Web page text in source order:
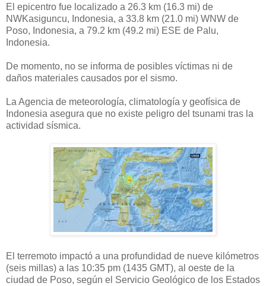
El epicentro fue localizado a 26.3 km (16.3 mi) de
NWKasiguncu, Indonesia, a 33.8 km (21.0 mi) WNW de
Poso, Indonesia, a 79.2 km (49.2 mi) ESE de Palu,
Indonesia.
De momento, no se informa de posibles víctimas ni de
daños materiales causados por el sismo.
La Agencia de meteorología, climatología y geofísica de
Indonesia asegura que no existe peligro del tsunami tras la
actividad sísmica.
El terremoto impactó a una profundidad de nueve kilómetros
(seis millas) a las 10:35 pm (1435 GMT), al oeste de la
ciudad de Poso, según el Servicio Geológico de los Estados